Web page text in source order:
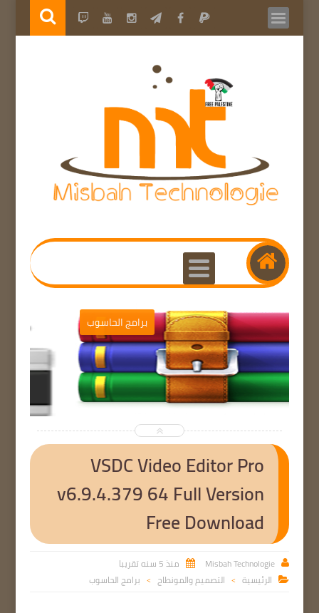
برامج الحاسوب
VSDC Video Editor Pro
v6.9.4.379 64 Full Version
Free Download

Misbah Technologie
 منذ 5 سنه تقريبا
 الرئيسية > التصميم والمونطاج > برامج الحاسوب